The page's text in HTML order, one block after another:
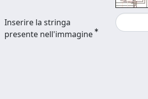
Inserire la stringa
presente nell'immagine